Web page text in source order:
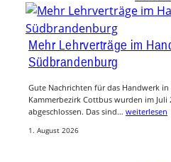
Mehr Lehrverträge im
Südbrandenburg
Gute Nachrichten für das Handwerk
Kammerbezirk Cottbus wurden im Juli
abgeschlossen. Das sind… weiterlesen
1. August 2026